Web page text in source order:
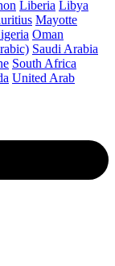
Liberia Libya
Mayotte
Oman
Saudi Arabia
South Africa
United Arab